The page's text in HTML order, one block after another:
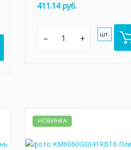
411.14 руб.
– + шт.
НОВИНКА